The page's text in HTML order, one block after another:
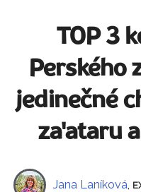
TOP 3
Perského
jedinečné
za'ataru
Jana Laníková